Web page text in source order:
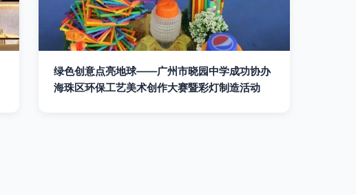
绿色创意点亮地球——广州市晓园中学成功协办
海珠区环保工艺美术创作大赛暨彩灯制造活动